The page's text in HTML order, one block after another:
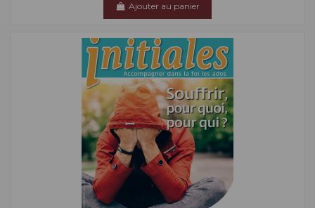
Ajouter au panier